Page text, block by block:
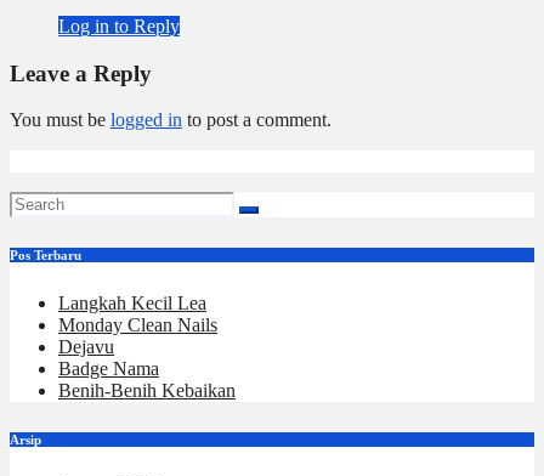
Log in to Reply
Leave a Reply
You must be logged in to post a comment.
Pos Terbaru
Langkah Kecil Lea
Monday Clean Nails
Dejavu
Badge Nama
Benih-Benih Kebaikan
Arsip